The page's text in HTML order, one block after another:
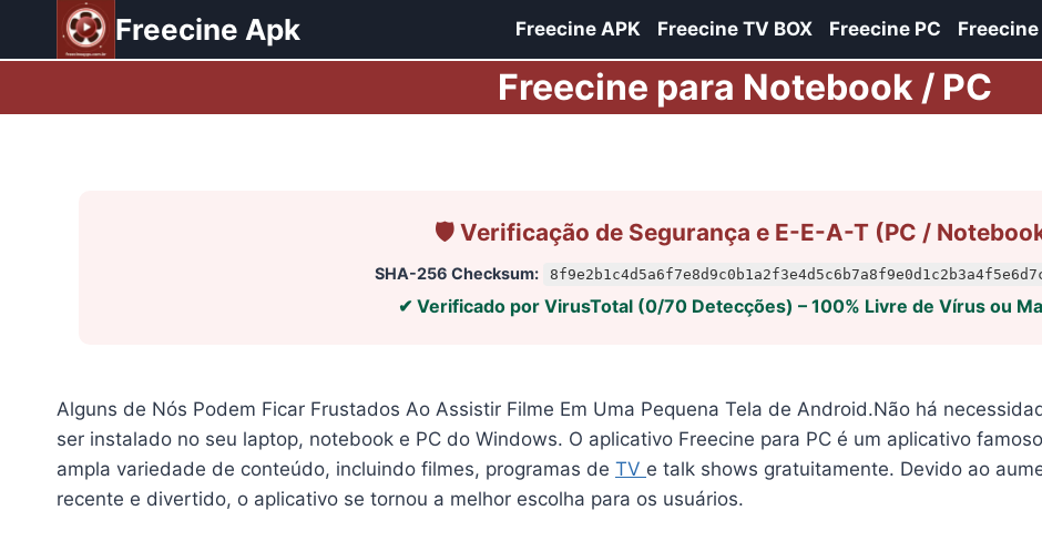
Freecine Apk Freecine APK Freecine TV BOX Freecine PC Freecine
Freecine para Notebook / PC
🛡️ Verificação de Segurança e E-E-A-T (PC /
SHA-256 Checksum:
✔ Verificado por VirusTotal (0/70 Detecções) – 100% Livre de Vírus ou
Alguns de Nós Podem Ficar Frustados Ao Assistir Filme Em Uma Pequena Tela de Android.Não há
ser instalado no seu laptop, notebook e PC do Windows. O aplicativo Freecine para PC é um aplicativo
ampla variedade de conteúdo, incluindo filmes, programas de TV e talk shows gratuitamente. Devido ao
recente e divertido, o aplicativo se tornou a melhor escolha para os usuários.